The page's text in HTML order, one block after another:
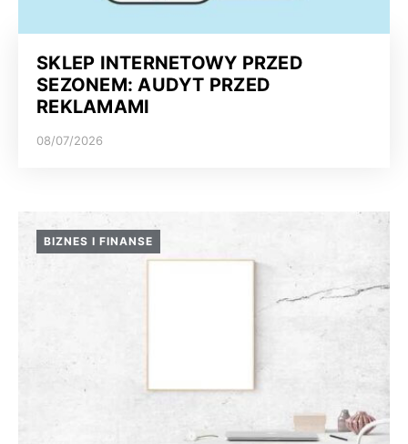
SKLEP INTERNETOWY PRZED
SEZONEM: AUDYT PRZED
REKLAMAMI
08/07/2026
BIZNES I FINANSE